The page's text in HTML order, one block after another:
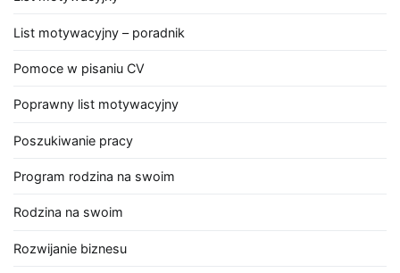
List motywacyjny – poradnik
Pomoce w pisaniu CV
Poprawny list motywacyjny
Poszukiwanie pracy
Program rodzina na swoim
Rodzina na swoim
Rozwijanie biznesu